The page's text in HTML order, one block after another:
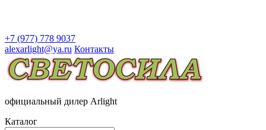
+7 (977) 778 9037
alexarlight@ya.ru Контакты
официальный дилер Arlight
Каталог